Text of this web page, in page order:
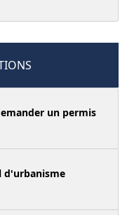
un permis
d'urbanisme